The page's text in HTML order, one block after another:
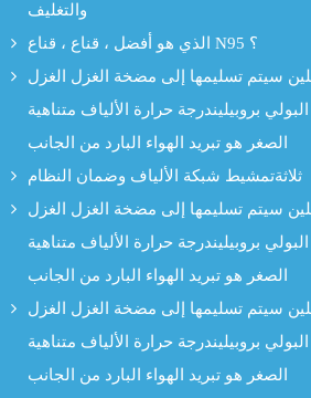
والتغليف
الذي هو أفضل ، قناع ، قناع N95 ؟
سيتم تسليمها إلى مضخة الغزل الغزل
بروبيليندرجة حرارة الألياف متناهية
الصغر هو تبريد الهواء البارد من الجانب
ثلاثةتمشيط شبكة الألياف وضمان النظام
سيتم تسليمها إلى مضخة الغزل الغزل
بروبيليندرجة حرارة الألياف متناهية
الصغر هو تبريد الهواء البارد من الجانب
سيتم تسليمها إلى مضخة الغزل الغزل
بروبيليندرجة حرارة الألياف متناهية
الصغر هو تبريد الهواء البارد من الجانب